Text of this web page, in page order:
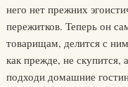
него нет прежних
пережитков. Теперь он
товарищам, делится с
как прежде, не скупится,
подходи домашние